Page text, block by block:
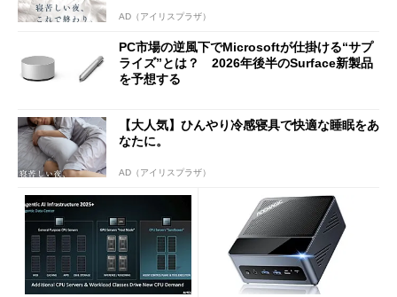
AD（アイリスプラザ）
PC市場の逆風下でMicrosoftが仕掛ける“サプ
ライズ”とは？ 2026年後半のSurface新製品
を予想する
【大人気】ひんやり冷感寝具で快適な睡眠をあ
なたに。
AD（アイリスプラザ）